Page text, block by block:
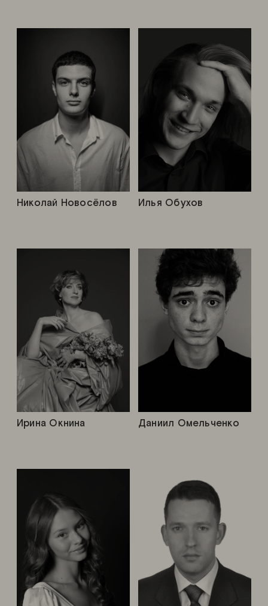
Ирина Окнина
Николай Новосёлов Илья Обухов
Даниил Омельченко